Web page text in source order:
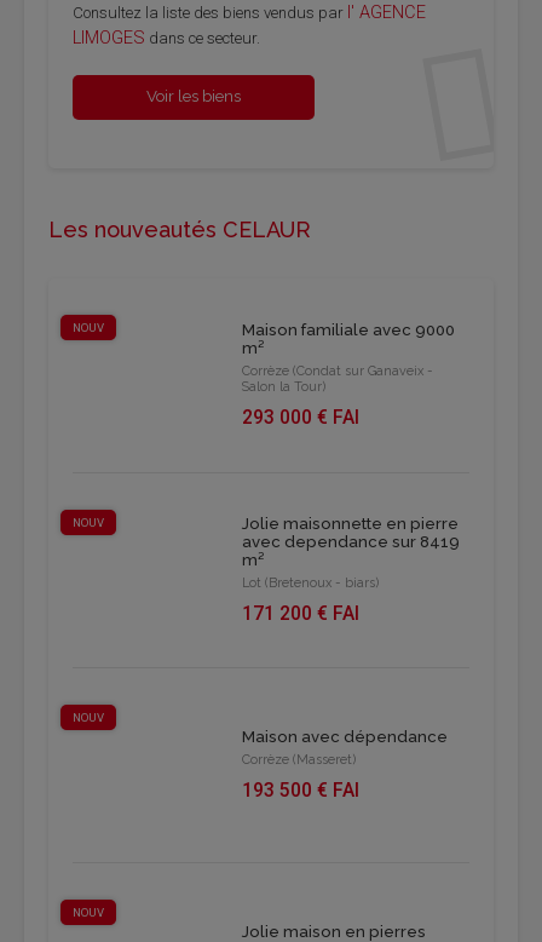
Consultez la liste des biens vendus par l' AGENCE
LIMOGES dans ce secteur.
Voir les biens
Les nouveautés CELAUR
NOUV
Maison familiale avec 9000
m²
Corrèze (Condat sur Ganaveix -
Salon la Tour)
293 000 € FAI
NOUV
Jolie maisonnette en pierre
avec dependance sur 8419
m²
Lot (Bretenoux - biars)
171 200 € FAI
NOUV
Maison avec dépendance
Corrèze (Masseret)
193 500 € FAI
NOUV
Jolie maison en pierres